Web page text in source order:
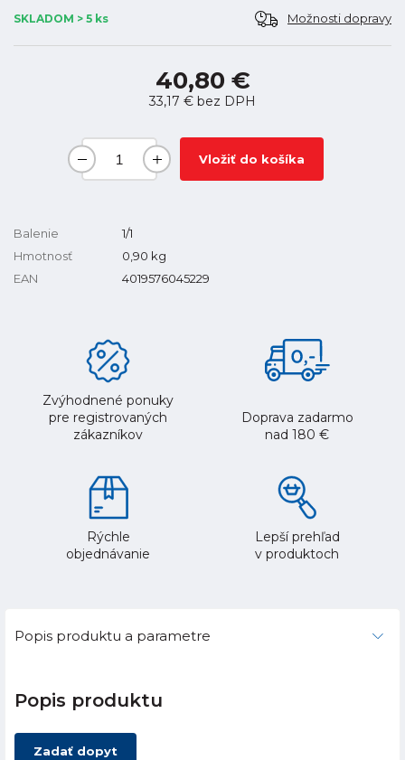
SKLADOM > 5 ks Možnosti dopravy
40,80 €
33,17 € bez DPH
Vložiť do košíka
Balenie
1/1
Hmotnosť
0,90 kg
EAN
4019576045229
Zvýhodnené ponuky
pre registrovaných
zákazníkov
Doprava zadarmo
nad 180 €
Rýchle
objednávanie
Lepší prehľad
v produktoch
Popis produktu a parametre
Popis produktu
Zadať dopyt